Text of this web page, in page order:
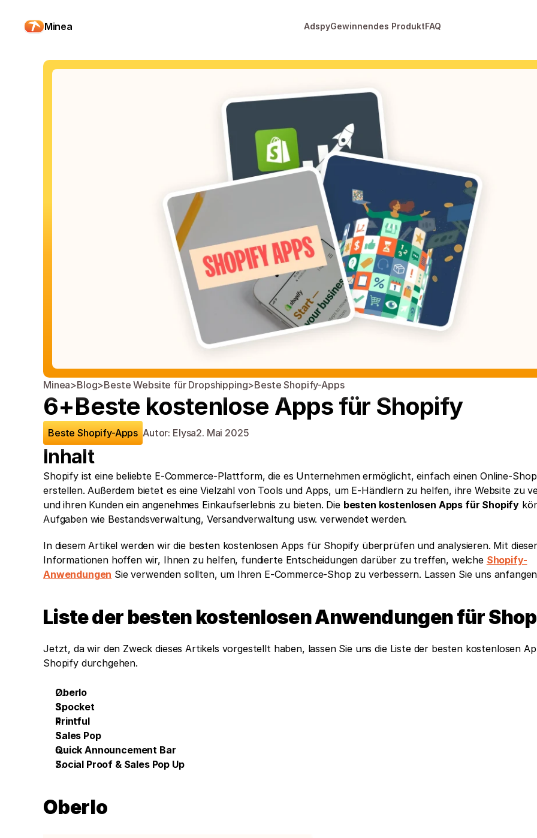
Minea AdspyGewinnendes ProduktFAQ
Minea>Blog>Beste Website für Dropshipping>Beste Shopify-Apps
6+Beste kostenlose Apps für Shopify
Beste Shopify-Apps Autor: Elysa2. Mai 2025
Inhalt
Shopify ist eine beliebte E-Commerce-Plattform, die es Unternehmen ermöglicht, einfach einen Online-
erstellen. Außerdem bietet es eine Vielzahl von Tools und Apps, um E-Händlern zu helfen, ihre Website zu
und ihren Kunden ein angenehmes Einkaufserlebnis zu bieten. Die besten kostenlosen Apps für Shopify
Aufgaben wie Bestandsverwaltung, Versandverwaltung usw. verwendet werden.
In diesem Artikel werden wir die besten kostenlosen Apps für Shopify überprüfen und analysieren. Mit
Informationen hoffen wir, Ihnen zu helfen, fundierte Entscheidungen darüber zu treffen, welche Shopify-
Anwendungen Sie verwenden sollten, um Ihren E-Commerce-Shop zu verbessern. Lassen Sie uns
Liste der besten kostenlosen Anwendungen für
Jetzt, da wir den Zweck dieses Artikels vorgestellt haben, lassen Sie uns die Liste der besten kostenlosen
Shopify durchgehen.
Oberlo
Spocket
Printful
Sales Pop
Quick Announcement Bar
Social Proof & Sales Pop Up
Oberlo